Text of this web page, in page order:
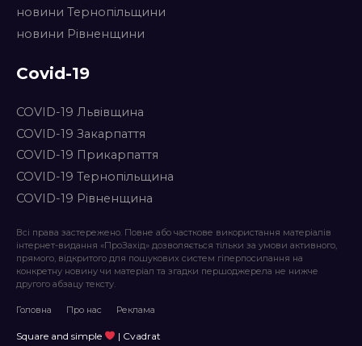
новини Тернопільщини
новини Рівненщини
Covid-19
COVID-19 Львівщина
COVID-19 Закарпаття
COVID-19 Прикарпаття
COVID-19 Тернопільщина
COVID-19 Рівненщина
Всі права застережено. Повне або часткове використання матеріалів
інтернет-видання «ПроЗахід» дозволяється тільки за умови активного,
прямого, відкритого для пошукових систем гіперпосилання на
конкретну новину чи матеріал та згадки першоджерела не нижче
другого абзацу тексту.
Головна Про нас Реклама
Square and simple | Cvadrat